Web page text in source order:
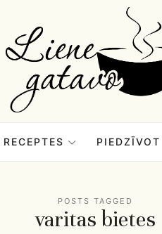
Liene
Gatavo
–
Mana
RECEPTES PIEDZĪVOT
POSTS TAGGED
varitas bietes